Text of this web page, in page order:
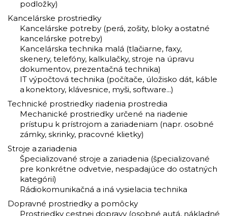
podložky)
Kancelárske prostriedky
Kancelárske potreby (perá, zošity, bloky a ostatné
kancelárske potreby)
Kancelárska technika malá (tlačiarne, faxy,
skenery, telefóny, kalkulačky, stroje na úpravu
dokumentov, prezentačná technika)
IT výpočtová technika (počítače, úložisko dát, káble
a konektory, klávesnice, myši, software...)
Technické prostriedky riadenia prostredia
Mechanické prostriedky určené na riadenie
prístupu k prístrojom a zariadeniam (napr. osobné
zámky, skrinky, pracovné klietky)
Stroje a zariadenia
Špecializované stroje a zariadenia (špecializované
pre konkrétne odvetvie, nespadajúce do ostatných
kategórií)
Rádiokomunikačná a iná vysielacia technika
Dopravné prostriedky a pomôcky
Prostriedky cestnej dopravy (osobné autá, nákladné